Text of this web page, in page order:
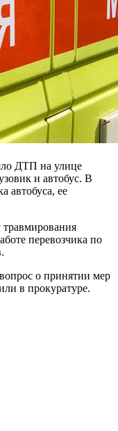
ДТП на улице
и автобус. В
автобуса, ее
травмирования
перевозчика по
о принятии мер
в прокуратуре.